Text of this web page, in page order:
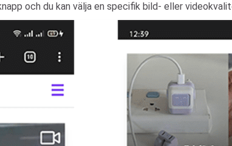
och du kan välja en specifik bild- eller